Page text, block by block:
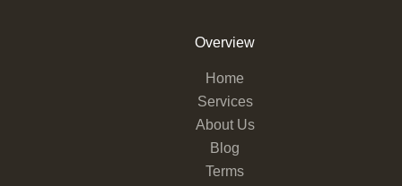
Overview
Home
Services
About Us
Blog
Terms